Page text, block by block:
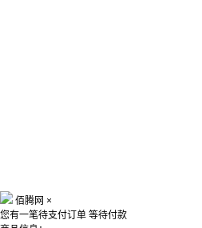
佰腾网 ×
您有一笔待支付订单 等待付款